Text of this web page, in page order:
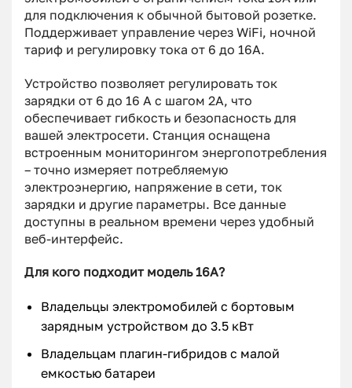
для подключения к обычной бытовой розетке.
Поддерживает управление через WiFi, ночной
тариф и регулировку тока от 6 до 16А.
Устройство позволяет регулировать ток
зарядки от 6 до 16 А с шагом 2А, что
обеспечивает гибкость и безопасность для
вашей электросети. Станция оснащена
встроенным мониторингом энергопотребления
– точно измеряет потребляемую
электроэнергию, напряжение в сети, ток
зарядки и другие параметры. Все данные
доступны в реальном времени через удобный
веб-интерфейс.
Для кого подходит модель 16А?
Владельцы электромобилей с бортовым
зарядным устройством до 3.5 кВт
Владельцам плагин-гибридов с малой
емкостью батареи